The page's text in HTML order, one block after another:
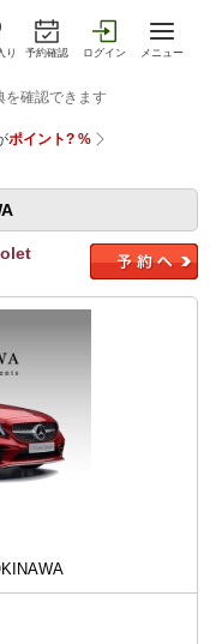
り 予約確認 ログイン メニュー